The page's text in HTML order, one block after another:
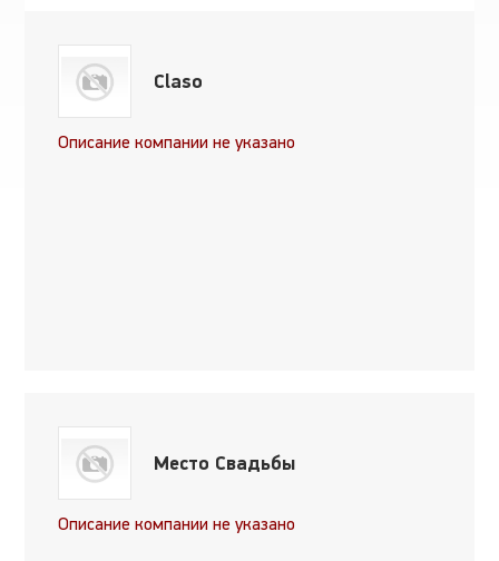
Claso
Описание компании не указано
Место Свадьбы
Описание компании не указано